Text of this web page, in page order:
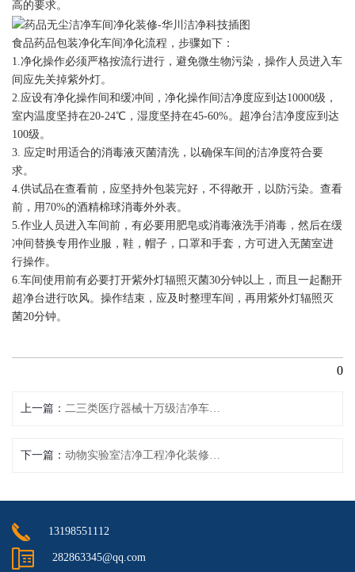
高的要求。
‍食品药品包装净化车间净化流程，步骤如下：
1.净化操作必须严格按流行进行，避免微生物污染，操作人员进入车
间应先关掉紫外灯。
2.应设有净化操作间和缓冲间，净化操作间洁净度应到达10000级，
室内温度坚持在20-24℃，湿度坚持在45-60%。超净台洁净度应到达
100级。
3. 应定时用适合的消毒液灭菌清洗，以确保车间的洁净度符合要
求。
4.供试品在查看前，应坚持外包装完好，不得敞开，以防污染。查看
前，用70%的酒精棉球消毒外外表。
5.作业人员进入车间前，有必要用肥皂或消毒液洗手消毒，然后在缓
冲间替换专用作业服，鞋，帽子，口罩和手套，方可进入无菌室进
行操作。
6.车间使用前有必要打开紫外灯辐照灭菌30分钟以上，而且一起翻开
超净台进行吹风。操作结束，应及时整理车间，再用紫外灯辐照灭
菌20分钟。
0
上一篇
下一篇
13198551112
282863345@qq.com